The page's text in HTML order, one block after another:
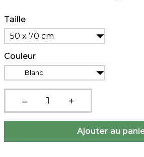
Taille
50 x 70 cm
Couleur
Blanc